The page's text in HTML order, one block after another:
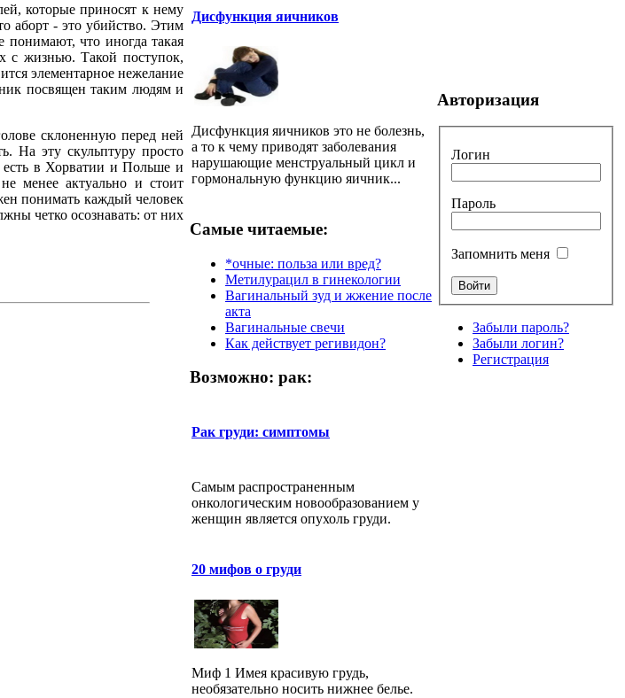
которые приносят к нему
аборт - это убийство. Этим
понимают, что иногда такая
с жизнью. Такой поступок,
элементарное нежелание
посвящен таким людям и
склоненную перед ней
На эту скульптуру просто
в Хорватии и Польше и
менее актуально и стоит
понимать каждый человек
четко осознавать: от них
Дисфункция яичников
Дисфункция яичников это не болезнь,
а то к чему приводят заболевания
нарушающие менструальный цикл и
гормональную функцию яичник...
Самые читаемые:
*очные: польза или вред?
Метилурацил в гинекологии
Вагинальный зуд и жжение после
акта
Вагинальные свечи
Как действует регивидон?
Возможно: рак:
Рак груди: симптомы
Самым распространенным
онкологическим новообразованием у
женщин является опухоль груди.
20 мифов о груди
Миф 1 Имея красивую грудь,
необязательно носить нижнее белье.
Авторизация
Логин
Пароль
Запомнить меня
Забыли пароль?
Забыли логин?
Регистрация